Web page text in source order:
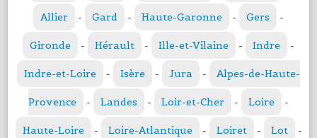
Allier - Gard - Haute-Garonne - Gers -
Gironde - Hérault - Ille-et-Vilaine - Indre -
Indre-et-Loire - Isère - Jura - Alpes-de-Haute-
Provence - Landes - Loir-et-Cher - Loire -
Haute-Loire - Loire-Atlantique - Loiret - Lot -